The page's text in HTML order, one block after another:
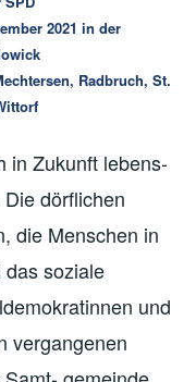
2021 in der
Radbruch, St.
in Zukunft lebens-
dörflichen
die Menschen in
soziale
und
vergangenen